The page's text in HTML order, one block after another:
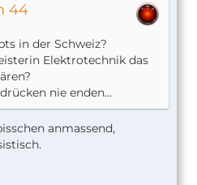
44
in der Schweiz?
Elektrotechnik das
nie enden…
anmassend,